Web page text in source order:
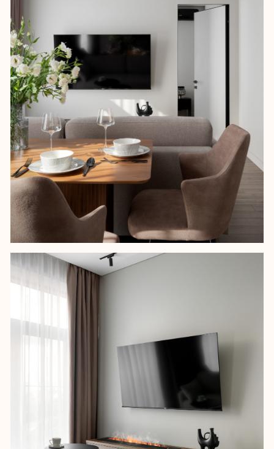
В гостиной установили электрический
камин – решение оказалось трудоемким
в монтаже, но эффект оправдал себя:
мягкое свечение огня подчеркивает
фактуру дерева и делает интерьер
более атмосферным.